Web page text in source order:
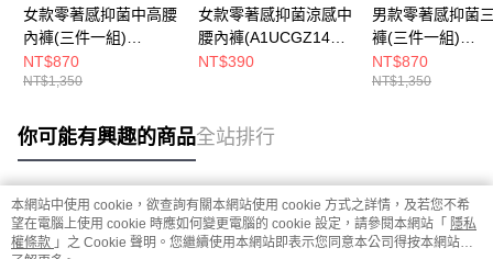
女款零著感抑菌中高腰
內褲(三件一組)
(A1UCCC07W3蜜桃
粉/透氣排汗/抑臭/輕薄
NT$870
NT$1,350
女款零著感抑菌涼感中
腰內褲(A1UCGZ14W
迷霧紫/透氣排汗/超輕/
NT$390
男款零著感抑菌
褲(三件一組)
(A1UCCC06M3
氣排汗/抑臭/輕薄
NT$870
NT$1,350
你可能有興趣的商品全站排行
熱門標籤
本網站中使用 cookie，欲查詢有關本網站使用 cookie 方式之詳情，及若您不希
望在電腦上使用 cookie 時應如何變更電腦的 cookie 設定，請參閱本網站「 隱私
權條款 」之 Cookie 聲明。您繼續使用本網站即表示您同意本公司得按本網站使